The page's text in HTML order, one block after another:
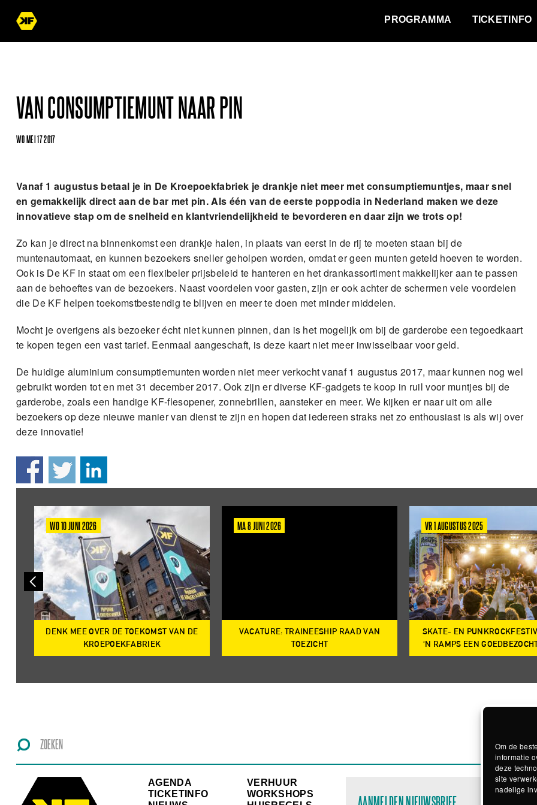
Om de
informatie
deze
site
nadelige
PROGRAMMA TICKETINFO
VAN CONSUMPTIEMUNT NAAR PIN
WO MEI 17 2017
Vanaf 1 augustus betaal je in De Kroepoekfabriek je drankje niet meer met consumptiemuntjes, maar snel
en gemakkelijk direct aan de bar met pin. Als één van de eerste poppodia in Nederland maken we deze
innovatieve stap om de snelheid en klantvriendelijkheid te bevorderen en daar zijn we trots op!
Zo kan je direct na binnenkomst een drankje halen, in plaats van eerst in de rij te moeten staan bij de
muntenautomaat, en kunnen bezoekers sneller geholpen worden, omdat er geen munten geteld hoeven te worden.
Ook is De KF in staat om een flexibeler prijsbeleid te hanteren en het drankassortiment makkelijker aan te passen
aan de behoeftes van de bezoekers. Naast voordelen voor gasten, zijn er ook achter de schermen vele voordelen
die De KF helpen toekomstbestendig te blijven en meer te doen met minder middelen.
Mocht je overigens als bezoeker écht niet kunnen pinnen, dan is het mogelijk om bij de garderobe een tegoedkaart
te kopen tegen een vast tarief. Eenmaal aangeschaft, is deze kaart niet meer inwisselbaar voor geld.
De huidige aluminium consumptiemunten worden niet meer verkocht vanaf 1 augustus 2017, maar kunnen nog wel
gebruikt worden tot en met 31 december 2017. Ook zijn er diverse KF-gadgets te koop in ruil voor muntjes bij de
garderobe, zoals een handige KF-flesopener, zonnebrillen, aansteker en meer. We kijken er naar uit om alle
bezoekers op deze nieuwe manier van dienst te zijn en hopen dat iedereen straks net zo enthousiast is als wij over
deze innovatie!
WO 10 JUNI 2026
DENK MEE OVER DE TOEKOMST VAN DE
KROEPOEKFABRIEK
MA 8 JUNI 2026
VACATURE: TRAINEESHIP RAAD VAN
TOEZICHT
VR 1 AUGUSTUS 2025
SKATE- EN
‘N RAMPS EEN
AGENDA
TICKETINFO
VERHUUR
WORKSHOPS